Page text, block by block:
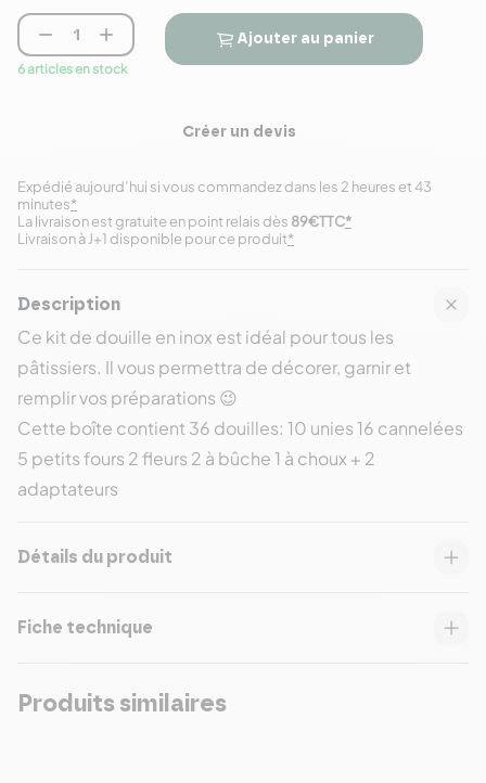
 
6 articles en stock
Ajouter au panier
Créer un devis
Expédié aujourd’hui si vous commandez dans les 2 heures et 43
minutes*
Livraison à J+1 disponible pour ce produit*
La livraison est gratuite en point relais dès 89€TTC*
Description
Ce kit de douille en inox est idéal pour tous les
pâtissiers. Il vous permettra de décorer, garnir et
remplir vos préparations 😉
Cette boîte contient 36 douilles: 10 unies 16 cannelées
5 petits fours 2 fleurs 2 à bûche 1 à choux + 2
adaptateurs
Détails du produit
Fiche technique
Produits similaires